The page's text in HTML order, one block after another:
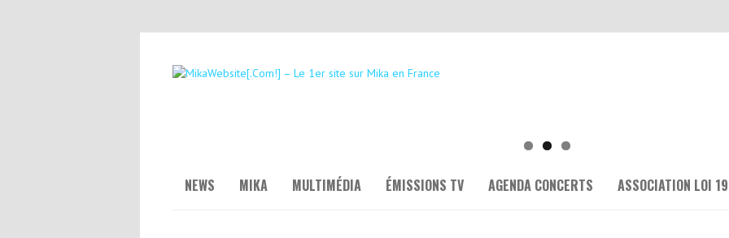
NEWS MIKA MULTIMÉDIA ÉMISSIONS TV AGENDA CONCERTS ASSOCIATION LOI